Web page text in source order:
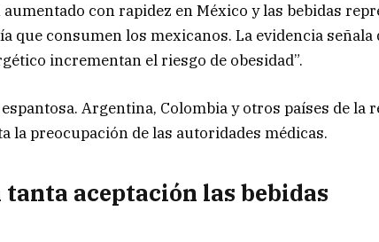
aumentado con rapidez en México y las bebidas
que consumen los mexicanos. La evidencia señala
incrementan el riesgo de obesidad”.
Argentina, Colombia y otros países de la
la preocupación de las autoridades médicas.
tanta aceptación las bebidas